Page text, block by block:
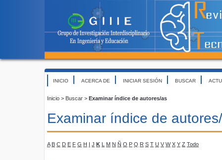
INICIO ACERCA DE INICIAR SESIÓN BUSCAR
Inicio > Buscar > Examinar índice de autores/as
Examinar índice de
A B C D E F G H I J K L M N Ñ O P Q R S T U V W X Y Z Todo